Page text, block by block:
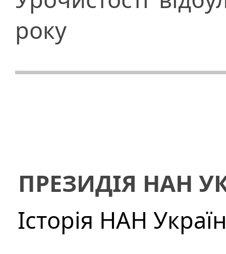
року
ПРЕЗИДІЯ НАН
Історія НАН